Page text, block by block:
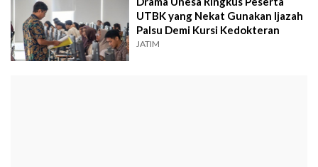
UTBK yang Nekat Gunakan Ijazah
Palsu Demi Kursi Kedokteran
JATIM